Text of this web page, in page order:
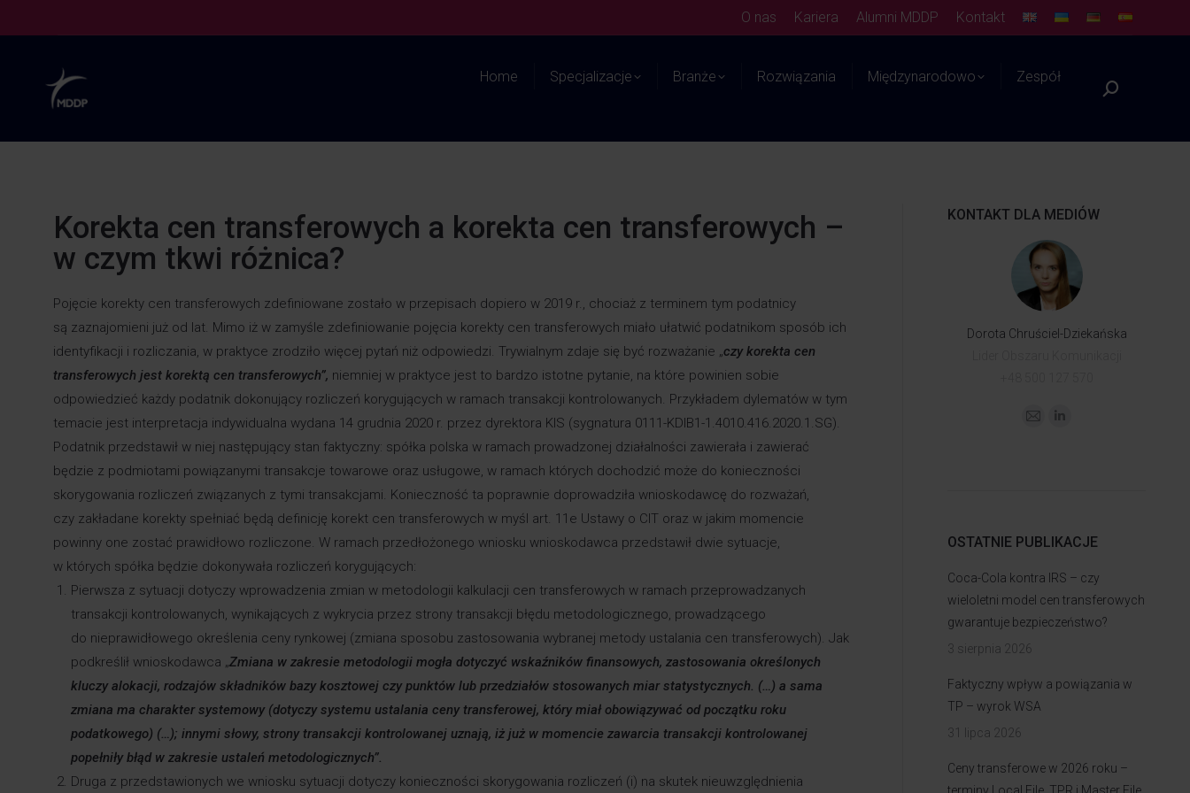
O nas Kariera Alumni MDDP Kontakt
Home Specjalizacje Branże Rozwiązania Międzynarodowo Zespół
Korekta cen transferowych a korekta cen transferowych –
w czym tkwi różnica?
Pojęcie korekty cen transferowych zdefiniowane zostało w przepisach dopiero w 2019 r., chociaż z terminem tym podatnicy
są zaznajomieni już od lat. Mimo iż w zamyśle zdefiniowanie pojęcia korekty cen transferowych miało ułatwić podatnikom sposób ich
identyfikacji i rozliczania, w praktyce zrodziło więcej pytań niż odpowiedzi. Trywialnym zdaje się być rozważanie „czy korekta cen
transferowych jest korektą cen transferowych”, niemniej w praktyce jest to bardzo istotne pytanie, na które powinien sobie
odpowiedzieć każdy podatnik dokonujący rozliczeń korygujących w ramach transakcji kontrolowanych. Przykładem dylematów w tym
temacie jest interpretacja indywidualna wydana 14 grudnia 2020 r. przez dyrektora KIS (sygnatura 0111-KDIB1-1.4010.416.2020.1.SG).
Podatnik przedstawił w niej następujący stan faktyczny: spółka polska w ramach prowadzonej działalności zawierała i zawierać
będzie z podmiotami powiązanymi transakcje towarowe oraz usługowe, w ramach których dochodzić może do konieczności
skorygowania rozliczeń związanych z tymi transakcjami. Konieczność ta poprawnie doprowadziła wnioskodawcę do rozważań,
czy zakładane korekty spełniać będą definicję korekt cen transferowych w myśl art. 11e Ustawy o CIT oraz w jakim momencie
powinny one zostać prawidłowo rozliczone. W ramach przedłożonego wniosku wnioskodawca przedstawił dwie sytuacje,
w których spółka będzie dokonywała rozliczeń korygujących:
Pierwsza z sytuacji dotyczy wprowadzenia zmian w metodologii kalkulacji cen transferowych w ramach przeprowadzanych
transakcji kontrolowanych, wynikających z wykrycia przez strony transakcji błędu metodologicznego, prowadzącego
do nieprawidłowego określenia ceny rynkowej (zmiana sposobu zastosowania wybranej metody ustalania cen transferowych). Jak
podkreślił wnioskodawca „Zmiana w zakresie metodologii mogła dotyczyć wskaźników finansowych, zastosowania określonych
kluczy alokacji, rodzajów składników bazy kosztowej czy punktów lub przedziałów stosowanych miar statystycznych. (…) a sama
zmiana ma charakter systemowy (dotyczy systemu ustalania ceny transferowej, który miał obowiązywać od początku roku
podatkowego) (…); innymi słowy, strony transakcji kontrolowanej uznają, iż już w momencie zawarcia transakcji kontrolowanej
popełniły błąd w zakresie ustaleń metodologicznych”.
Druga z przedstawionych we wniosku sytuacji dotyczy konieczności skorygowania rozliczeń (i) na skutek nieuwzględnienia
KONTAKT DLA MEDIÓW
Dorota Chruściel-Dziekańska
OSTATNIE PUBLIKACJE
Coca-Cola kontra IRS – czy
wieloletni model cen transferowych
gwarantuje bezpieczeństwo?
3 sierpnia 2026
Faktyczny wpływ a powiązania w
TP – wyrok WSA
31 lipca 2026
Ceny transferowe w 2026 roku –